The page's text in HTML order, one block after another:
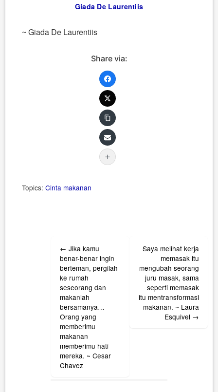
Giada De Laurentiis
~ Giada De Laurentiis
Share via:
Topics: Cinta makanan
navigation
← Jika kamu
benar-benar ingin
berteman, pergilah
ke rumah
seseorang dan
makanlah
bersamanya…
Orang yang
memberimu
makanan
memberimu hati
mereka. ~ Cesar
Chavez
Saya melihat kerja
memasak itu
mengubah seorang
juru masak, sama
seperti memasak
itu mentransformasi
makanan. ~ Laura
Esquivel →